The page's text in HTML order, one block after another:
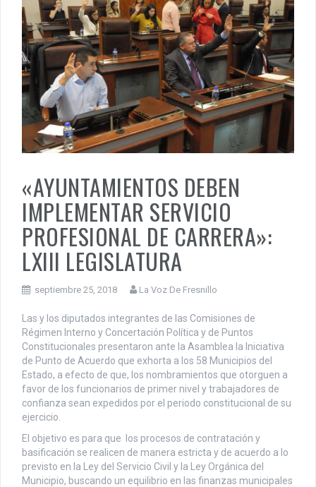
«AYUNTAMIENTOS DEBEN
IMPLEMENTAR SERVICIO
PROFESIONAL DE CARRERA»:
LXIII LEGISLATURA
septiembre 25, 2018 La Voz De Fresnillo
Las y los diputados integrantes de las Comisiones de
Régimen Interno y Concertación Política y de Puntos
Constitucionales presentaron ante la Asamblea la Iniciativa
de Punto de Acuerdo que exhorta a los 58 Municipios del
Estado, a efecto de que, los nombramientos que otorguen a
favor de los funcionarios de primer nivel y trabajadores de
confianza sean expedidos por el periodo constitucional de su
ejercicio.
El objetivo es para que los procesos de contratación y
basificación se realicen de manera estricta y de acuerdo a lo
previsto en la Ley del Servicio Civil y la Ley Orgánica del
Municipio, buscando un equilibrio en las finanzas municipales